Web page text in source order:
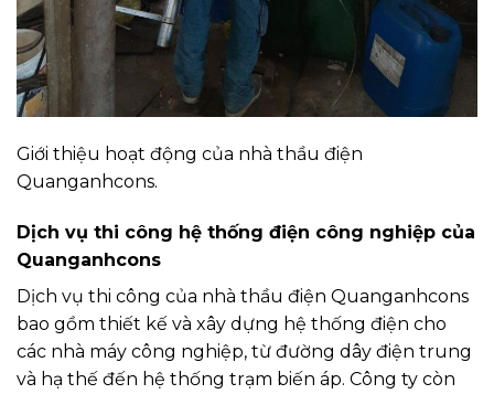
Giới thiệu hoạt động của nhà thầu điện
Quanganhcons.
Dịch vụ thi công hệ thống điện công nghiệp của
Quanganhcons
Dịch vụ thi công của nhà thầu điện Quanganhcons
bao gồm thiết kế và xây dựng hệ thống điện cho
các nhà máy công nghiệp, từ đường dây điện trung
và hạ thế đến hệ thống trạm biến áp. Công ty còn